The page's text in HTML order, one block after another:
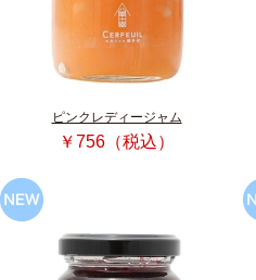
ピンクレディージャム
￥756（税込）